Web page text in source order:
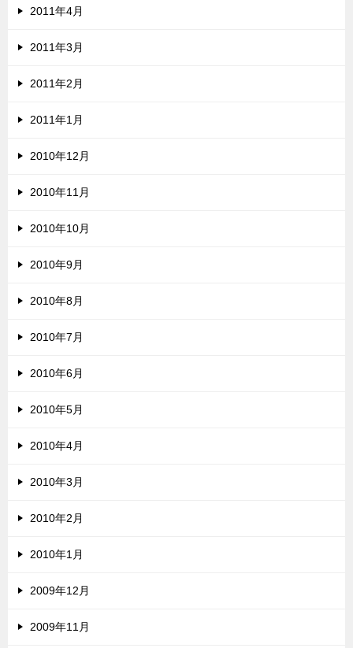
2011年4月
2011年3月
2011年2月
2011年1月
2010年12月
2010年11月
2010年10月
2010年9月
2010年8月
2010年7月
2010年6月
2010年5月
2010年4月
2010年3月
2010年2月
2010年1月
2009年12月
2009年11月